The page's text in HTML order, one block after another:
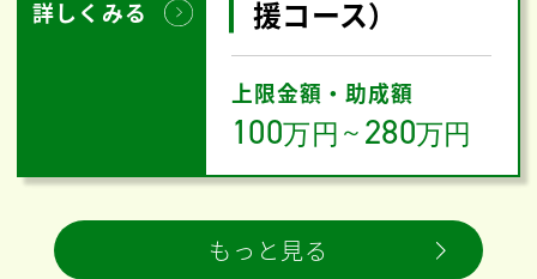
詳しくみる
援コース）
上限金額・助成額
100万円 ～ 280万円
もっと見る